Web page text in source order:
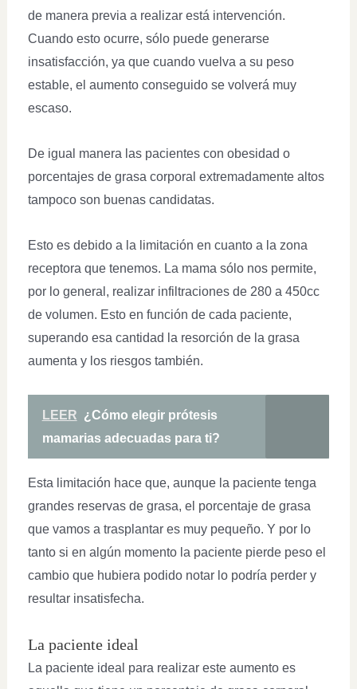
de manera previa a realizar está intervención.
Cuando esto ocurre, sólo puede generarse
insatisfacción, ya que cuando vuelva a su peso
estable, el aumento conseguido se volverá muy
escaso.
De igual manera las pacientes con obesidad o
porcentajes de grasa corporal extremadamente altos
tampoco son buenas candidatas.
Esto es debido a la limitación en cuanto a la zona
receptora que tenemos. La mama sólo nos permite,
por lo general, realizar infiltraciones de 280 a 450cc
de volumen. Esto en función de cada paciente,
superando esa cantidad la resorción de la grasa
aumenta y los riesgos también.
LEER ¿Cómo elegir prótesis
mamarias adecuadas para ti?
Esta limitación hace que, aunque la paciente tenga
grandes reservas de grasa, el porcentaje de grasa
que vamos a trasplantar es muy pequeño. Y por lo
tanto si en algún momento la paciente pierde peso el
cambio que hubiera podido notar lo podría perder y
resultar insatisfecha.
La paciente ideal
La paciente ideal para realizar este aumento es